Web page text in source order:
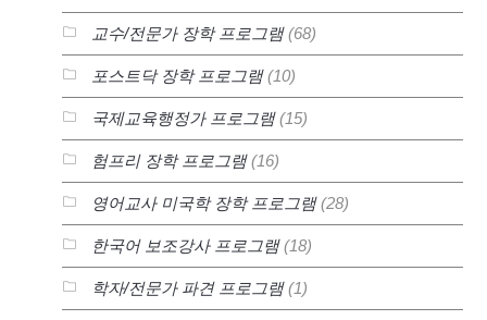
교수/전문가 장학 프로그램(68)
포스트닥 장학 프로그램(10)
국제교육행정가 프로그램(15)
험프리 장학 프로그램(16)
영어교사 미국학 장학 프로그램(28)
한국어 보조강사 프로그램(18)
학자/전문가 파견 프로그램(1)